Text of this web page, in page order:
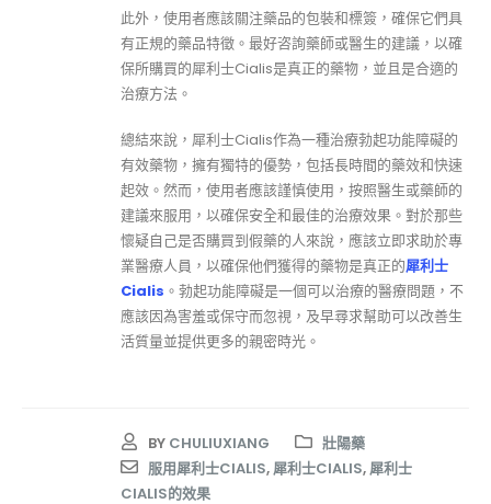
此外，使用者應該關注藥品的包裝和標簽，確保它們具
有正規的藥品特徵。最好咨詢藥師或醫生的建議，以確
保所購買的犀利士Cialis是真正的藥物，並且是合適的
治療方法。
總結來說，犀利士Cialis作為一種治療勃起功能障礙的
有效藥物，擁有獨特的優勢，包括長時間的藥效和快速
起效。然而，使用者應該謹慎使用，按照醫生或藥師的
建議來服用，以確保安全和最佳的治療效果。對於那些
懷疑自己是否購買到假藥的人來說，應該立即求助於專
業醫療人員，以確保他們獲得的藥物是真正的犀利士
Cialis 。勃起功能障礙是一個可以治療的醫療問題，不
應該因為害羞或保守而忽視，及早尋求幫助可以改善生
活質量並提供更多的親密時光。
BY CHULIUXIANG
壯陽藥
服用犀利士CIALIS,犀利士CIALIS,犀利士
CIALIS的效果